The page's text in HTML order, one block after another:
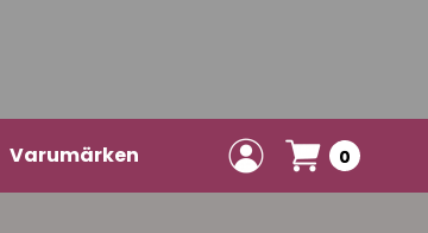
Varumärken 0